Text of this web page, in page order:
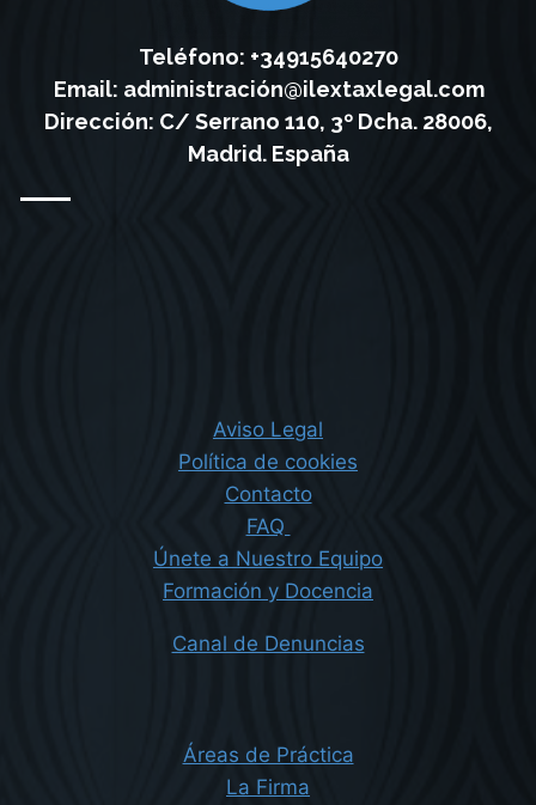
Teléfono: +34915640270
Email: administración@ilextaxlegal.com
Dirección: C/ Serrano 110, 3º Dcha. 28006,
Madrid. España
Aviso Legal
Política de cookies
Contacto
FAQ
Únete a Nuestro Equipo
Formación y Docencia
Canal de Denuncias
Áreas de Práctica
La Firma